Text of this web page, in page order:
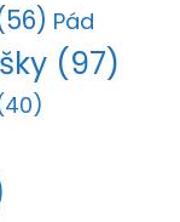
Pád
(97)